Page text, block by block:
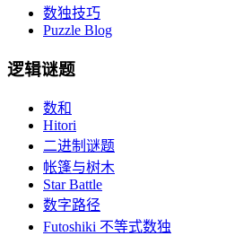
数独技巧
Puzzle Blog
逻辑谜题
数和
Hitori
二进制谜题
帐篷与树木
Star Battle
数字路径
Futoshiki 不等式数独